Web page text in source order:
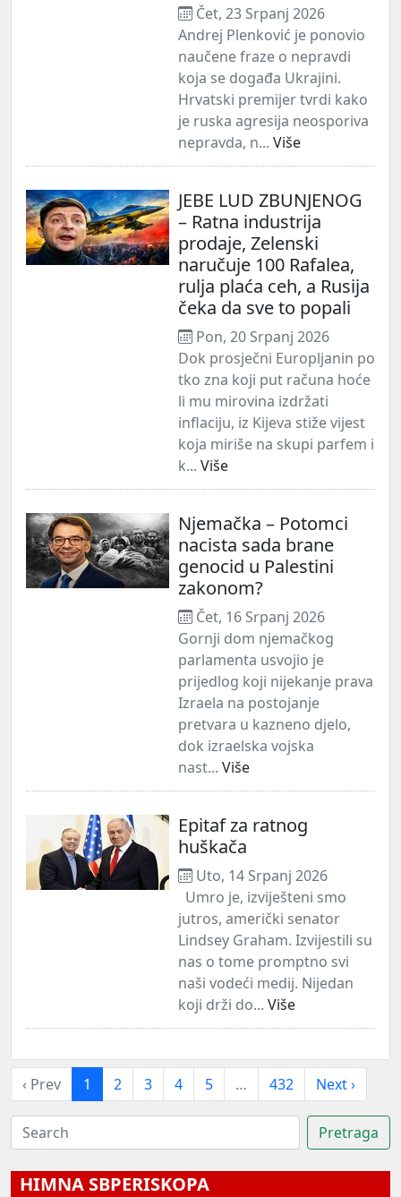
Čet, 23 Srpanj 2026
Andrej Plenković je ponovio
naučene fraze o nepravdi
koja se događa Ukrajini.
Hrvatski premijer tvrdi kako
je ruska agresija neosporiva
nepravda, n... Više
JEBE LUD ZBUNJENOG
– Ratna industrija
prodaje, Zelenski
naručuje 100 Rafalea,
rulja plaća ceh, a Rusija
čeka da sve to popali
Pon, 20 Srpanj 2026
Dok prosječni Europljanin po
tko zna koji put računa hoće
li mu mirovina izdržati
inflaciju, iz Kijeva stiže vijest
koja miriše na skupi parfem i
k... Više
Njemačka – Potomci
nacista sada brane
genocid u Palestini
zakonom?
Čet, 16 Srpanj 2026
Gornji dom njemačkog
parlamenta usvojio je
prijedlog koji nijekanje prava
Izraela na postojanje
pretvara u kazneno djelo,
dok izraelska vojska
nast... Više
Epitaf za ratnog
huškača
Uto, 14 Srpanj 2026
Umro je, izviješteni smo
jutros, američki senator
Lindsey Graham. Izvijestili su
nas o tome promptno svi
naši vodeći medij. Nijedan
koji drži do... Više
‹ Prev 1 2 3 4 5 … 432 Next ›
HIMNA SBPERISKOPA